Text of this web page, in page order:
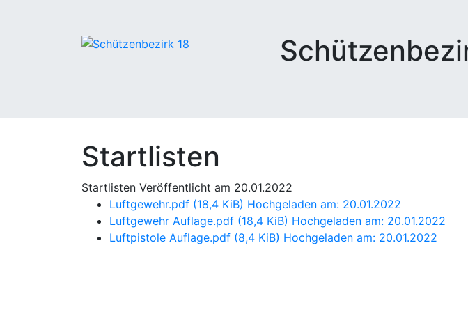
Startlisten
Startlisten Veröffentlicht am 20.01.2022
Luftgewehr.pdf (18,4 KiB) Hochgeladen am: 20.01.2022
Luftgewehr Auflage.pdf (18,4 KiB) Hochgeladen am: 20.01.2022
Luftpistole Auflage.pdf (8,4 KiB) Hochgeladen am: 20.01.2022